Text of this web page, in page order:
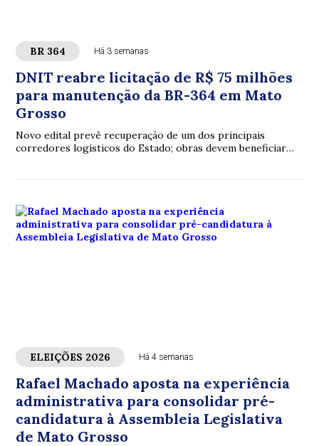
BR 364 Há 3 semanas
DNIT reabre licitação de R$ 75 milhões
para manutenção da BR-364 em Mato
Grosso
Novo edital prevê recuperação de um dos principais
corredores logísticos do Estado; obras devem beneficiar
ELEIÇÕES 2026 Há 4 semanas
Rafael Machado aposta na experiência
administrativa para consolidar pré-
candidatura à Assembleia Legislativa
de Mato Grosso